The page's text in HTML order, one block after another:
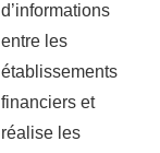
d’informations
entre les
établissements
financiers et
réalise les